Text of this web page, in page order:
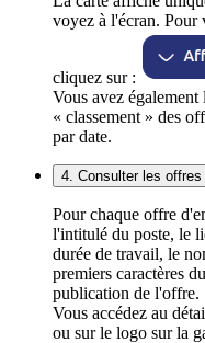
voyez à l'écran. Pour
cliquez sur :
Vous avez
« classement » des
par date.
4. Consulter les
Pour chaque offre
l'intitulé du poste, le
durée de travail, le
premiers caractères
publication de l'offre.
Vous accédez au
ou sur le logo sur la